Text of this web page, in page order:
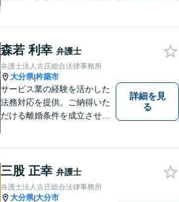
遺産分割、介護などの高齢社
会問題に注力しております。
森若 利幸 弁護士
弁護士法人古庄総合法律事務所
大分県|杵築市
サービス業の経験を活かした
法務対応を提供。ご納得いた
だける離婚条件を成立させる
ます。【大分県に3拠点ある地
域密着型の事務所】【初回相
談無料】
詳細を見
る
三股 正幸 弁護士
弁護士法人古庄総合法律事務所
大分県|大分市